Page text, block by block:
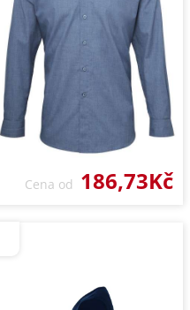
Cena od 186,73Kč